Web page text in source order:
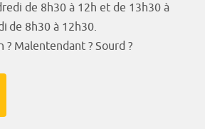
de 8h30 à 12h et de 13h30 à
de 8h30 à 12h30.
? Malentendant ? Sourd ?